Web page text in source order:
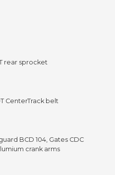
rear sprocket
CenterTrack belt
BCD 104, Gates CDC
crank arms